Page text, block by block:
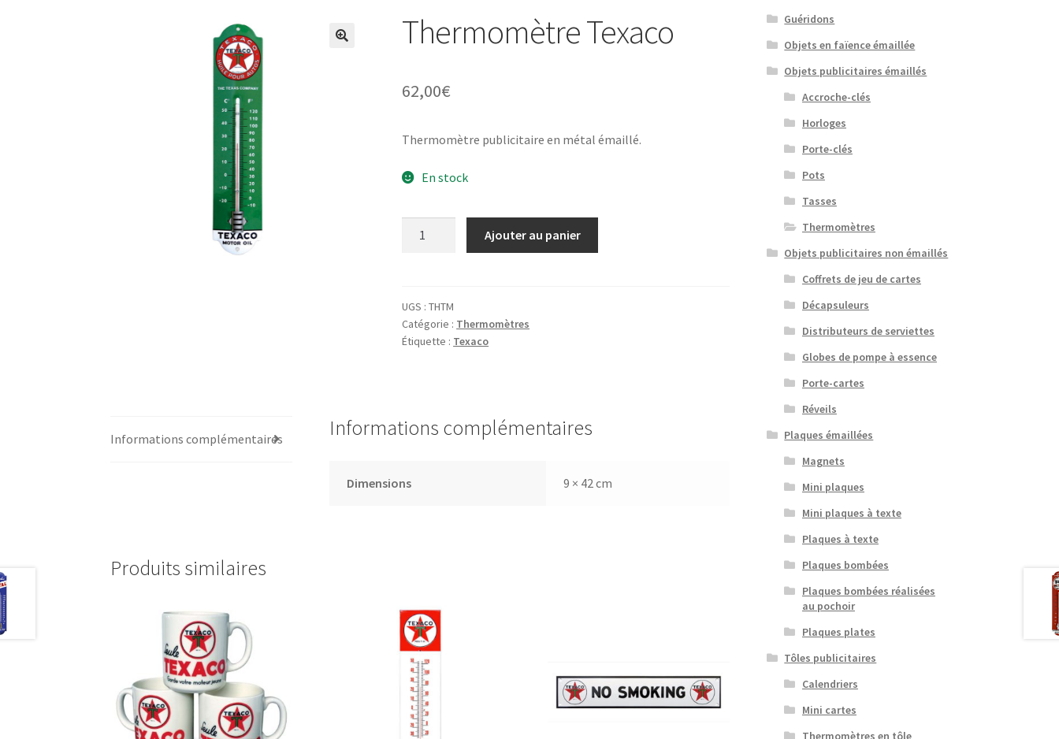
Thermomètre Texaco
62,00€
Thermomètre publicitaire en métal émaillé.
En stock
Ajouter au panier
UGS :THTM
Catégorie : Thermomètres
Étiquette : Texaco
Informations complémentaires Informations complémentaires
Dimensions 9 × 42 cm
Produits similaires
Guéridons
Objets en faïence émaillée
Objets publicitaires émaillés
Accroche-clés
Horloges
Porte-clés
Pots
Tasses
Thermomètres
Objets publicitaires non émaillés
Coffrets de jeu de cartes
Décapsuleurs
Distributeurs de serviettes
Globes de pompe à essence
Porte-cartes
Réveils
Plaques émaillées
Magnets
Mini plaques
Mini plaques à texte
Plaques à texte
Plaques bombées
Plaques bombées réalisées
au pochoir
Plaques plates
Tôles publicitaires
Calendriers
Mini cartes
Thermomètres en tôle